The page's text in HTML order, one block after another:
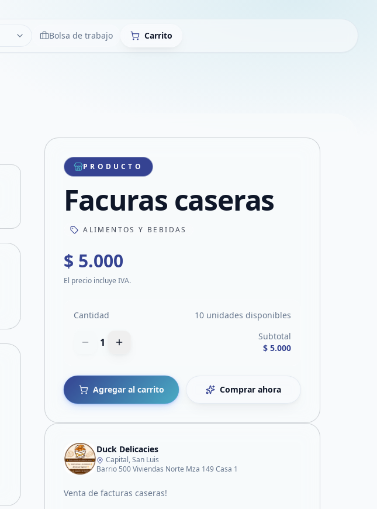
LimpiarBolsa de trabajo Carrito
Compartir producto
Compartir por WhatsApp
Compartir por mail
Compartir en Facebook
Compartir en X
PRODUCTO
Facuras caseras
ALIMENTOS Y BEBIDAS
$ 5.000
El precio incluye IVA.
Cantidad 10 unidades disponibles
1
Subtotal
$ 5.000
Agregar al carrito Comprar ahora
Duck Delicacies
Capital, San Luis
Barrio 500 Viviendas Norte Mza 149 Casa 1
Venta de facturas caseras!